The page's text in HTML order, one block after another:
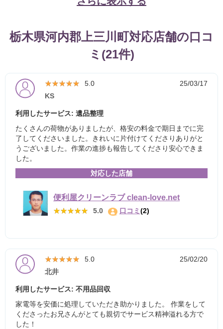
栃木県河内郡上三川町対応店舗の口コ
ミ(21件)
★★★★★
★★★★★ 5.0
25/03/17
KS
利用したサービス: 遺品整理
たくさんの荷物がありましたが、格安の料金で期日までに完
了してくださいました。きれいに片付けてくださりありがと
うございました。作業の進捗も報告してくださり安心できま
した。
対応した店舗
便利屋クリーンラブ clean-love.net
★★★★★
★★★★★ 5.0 口コミ(2)
★★★★★
★★★★★ 5.0
25/02/20
北井
利用したサービス: 不用品回収
家電等を安価に処理していただき助かりました。 作業をして
くださったお兄さんがとても親切でサービス精神溢れる方で
した！